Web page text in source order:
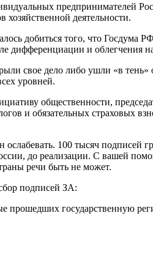
предпринимателей
деятельности.
добиться того, что Госдума
и облегчения
свое дело либо ушли «в
уровней.
общественности,
и обязательных страховых
100 тысяч подписей
до реализации. С вашей
речи быть не может.
подписей ЗА:
прошедших государственную